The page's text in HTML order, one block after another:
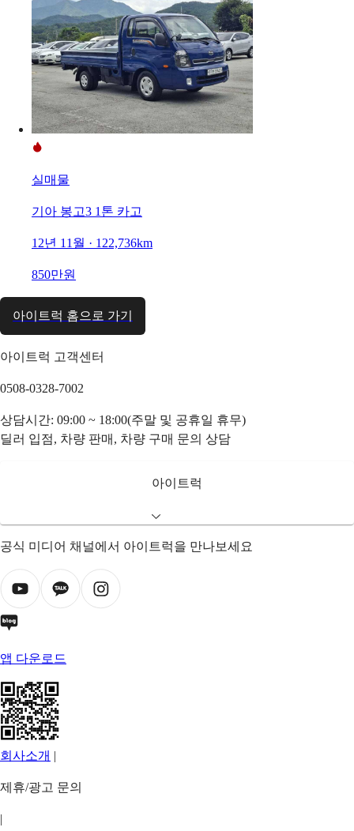
실매물
기아 봉고3 1톤 카고
12년 11월 · 122,736km
850만원
아이트럭 홈으로 가기
아이트럭 고객센터
0508-0328-7002
상담시간: 09:00 ~ 18:00(주말 및 공휴일 휴무)
딜러 입점, 차량 판매, 차량 구매 문의 상담
아이트럭
공식 미디어 채널에서 아이트럭을 만나보세요
앱 다운로드
회사소개 |
제휴/광고 문의
|